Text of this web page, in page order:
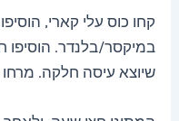
קחו כוס עלי קארי,
במיקסר/בלנדר. הוסיפו
שיוצא עיסה חלקה.